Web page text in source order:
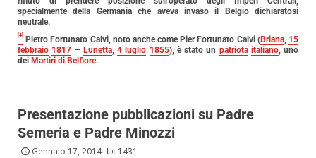
specialmente della Germania che aveva invaso il Belgio dichiaratosi
neutrale.
[4] Pietro Fortunato Calvi, noto anche come Pier Fortunato Calvi (Briana, 15
febbraio 1817 – Lunetta, 4 luglio 1855), è stato un patriota italiano, uno
dei Martiri di Belfiore.
Presentazione pubblicazioni su Padre
Semeria e Padre Minozzi
Gennaio 17, 2014 1431